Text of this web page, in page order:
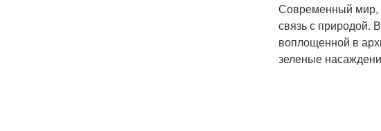
Современный мир,
связь с природой.
воплощенной в
зеленые